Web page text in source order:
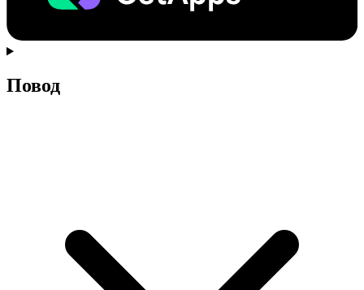
Повод